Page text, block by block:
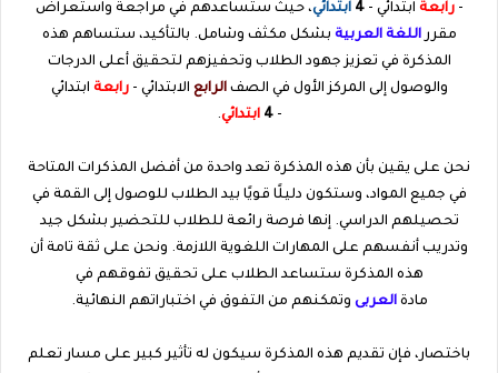
-رابعةابتدائي -4 ابتدائي، حيث ستساعدهم في مراجعة واستعراض
مقرراللغة العربيةبشكل مكثف وشامل. بالتأكيد، ستساهم هذه
المذكرة في تعزيز جهود الطلاب وتحفيزهم لتحقيق أعلى الدرجات
والوصول إلى المركز الأول في الصفالرابعالابتدائي -رابعةابتدائي
-
4 ابتدائي.
نحن على يقين بأن هذه المذكرة تعد واحدة من أفضل المذكرات المتاحة
في جميع المواد، وستكون دليلًا قويًا بيد الطلاب للوصول إلى القمة في
تحصيلهم الدراسي. إنها فرصة رائعة للطلاب للتحضير بشكل جيد
وتدريب أنفسهم على المهارات اللغوية اللازمة. ونحن على ثقة تامة أن
هذه المذكرة ستساعد الطلاب على تحقيق تفوقهم في
مادةالعربىوتمكنهم من التفوق في اختباراتهم النهائية.
باختصار، فإن تقديم هذه المذكرة سيكون له تأثير كبير على مسار تعلم